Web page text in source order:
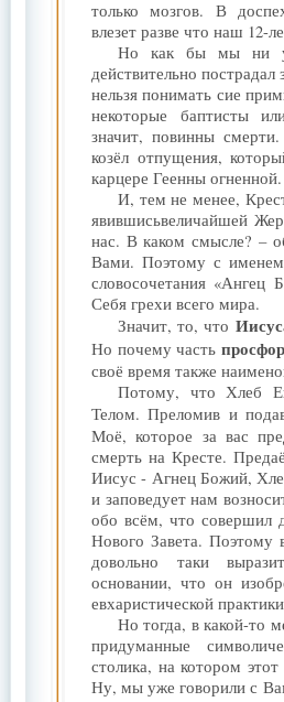
только мозгов. В
влезет разве что наш 12-
Но как бы мы ни
действительно
нельзя понимать сие
некоторые баптисты
значит, повинны
козёл отпущения,
карцере Геенны огненной.
И, тем не менее,
явившисьвеличайшей
нас. В каком смысле? –
Вами. Поэтому с именем
словосочетания
Себя грехи всего мира.
Значит, то, что
Но почему часть
своё время также
Потому, что Хлеб
Телом. Преломив и
Моё, которое за вас
смерть на Кресте.
Иисус - Агнец Божий,
и заповедует нам
обо всём, что совершил
Нового Завета. Поэтому
довольно таки
основании, что он
евхаристической
Но тогда, в какой-то
придуманные
столика, на котором
Ну, мы уже говорили с